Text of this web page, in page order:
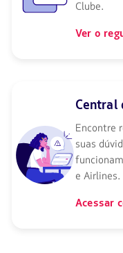
Clube.
Ver o
Central
Encontre
suas
e Airlines.
Acessar